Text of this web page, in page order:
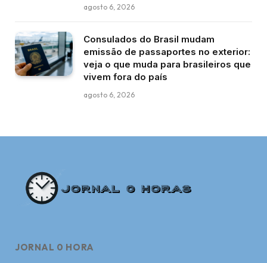
agosto 6, 2026
Consulados do Brasil mudam
emissão de passaportes no exterior:
veja o que muda para brasileiros que
vivem fora do país
agosto 6, 2026
JORNAL 0 HORA